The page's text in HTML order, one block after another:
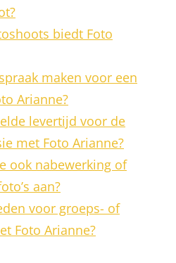
biedt Foto
maken voor een
Arianne?
levertijd voor de
met Foto Arianne?
ook nabewerking of
aan?
voor groeps- of
Foto Arianne?